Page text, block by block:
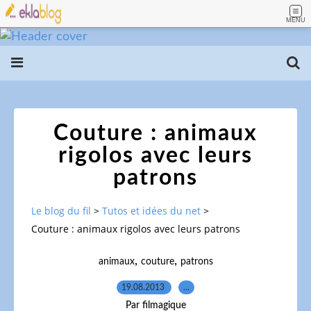
MENU
Couture : animaux
rigolos avec leurs
patrons
Le blog du fil > Tutos et idées du net >
Couture : animaux rigolos avec leurs patrons
animaux, couture, patrons
19.08.2013 …
Par filmagique